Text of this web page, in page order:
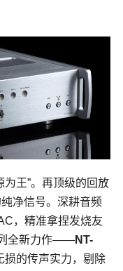
王”。再顶级的回放
净信号。深耕音频
，精准拿捏发烧友
列全新力作——NT-
损的传声实力，剔除